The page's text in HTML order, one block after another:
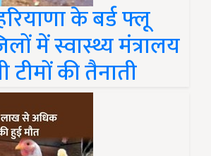
के बर्ड फ्लू
में स्वास्थ्य मंत्रालय
टीमों की तैनाती